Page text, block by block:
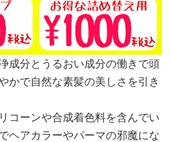
成分とうるおい成分の働きで頭
かで自然な素髪の美しさを引き
コーンや合成着色料を含んでい
ヘアカラーやパーマの邪魔にな